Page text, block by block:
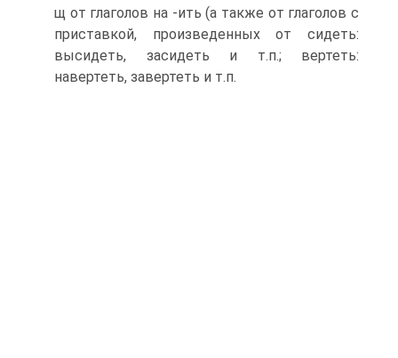
щ от глаголов на -ить (а также от глаголов с
приставкой, произведенных от сидеть:
высидеть, засидеть и т.п.; вертеть:
навертеть, завертеть и т.п.